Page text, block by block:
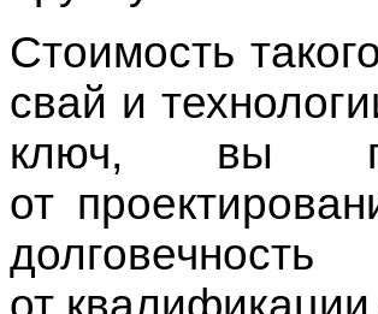
Вы прямо
и сразу
тоже
специалисты
и Московской
звоните по